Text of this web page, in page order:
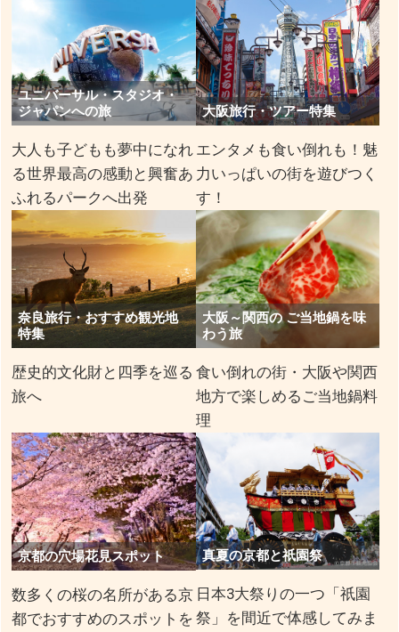
ユニバーサル・スタジオ・
ジャパンへの旅
大人も子どもも夢中になれ
る世界最高の感動と興奮あ
ふれるパークへ出発
大阪旅行・ツアー特集
エンタメも食い倒れも！魅
力いっぱいの街を遊びつく
す！
奈良旅行・おすすめ観光地
特集
歴史的文化財と四季を巡る
旅へ
大阪～関西の ご当地鍋を味
わう旅
食い倒れの街・大阪や関西
地方で楽しめるご当地鍋料
理
京都の穴場花見スポット
数多くの桜の名所がある京
都でおすすめのスポットを
真夏の京都と祇園祭
日本3大祭りの一つ「祇園
祭」を間近で体感してみま